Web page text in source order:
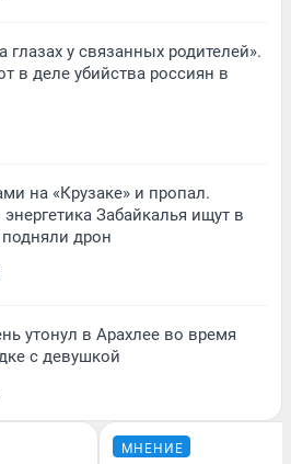
глазах у связанных родителей».
в деле убийства россиян в
на «Крузаке» и пропал.
Забайкалья ищут в
дрон
утонул в Арахлее во время
с девушкой
МНЕНИЕ